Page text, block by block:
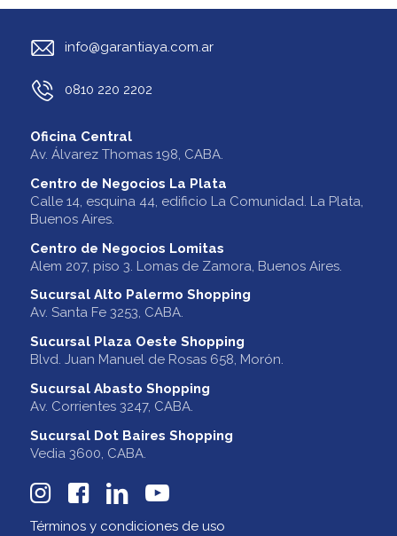
info@garantiaya.com.ar
0810 220 2202
Oficina Central
Av. Álvarez Thomas 198, CABA.
Centro de Negocios La Plata
Calle 14, esquina 44, edificio La Comunidad. La Plata,
Buenos Aires.
Centro de Negocios Lomitas
Alem 207, piso 3. Lomas de Zamora, Buenos Aires.
Sucursal Alto Palermo Shopping
Av. Santa Fe 3253, CABA.
Sucursal Plaza Oeste Shopping
Blvd. Juan Manuel de Rosas 658, Morón.
Sucursal Abasto Shopping
Av. Corrientes 3247, CABA.
Sucursal Dot Baires Shopping
Vedia 3600, CABA.
Términos y condiciones de uso